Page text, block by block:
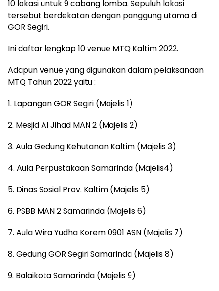
10 lokasi untuk 9 cabang lomba. Sepuluh lokasi
tersebut berdekatan dengan panggung utama di
GOR Segiri.
Ini daftar lengkap 10 venue MTQ Kaltim 2022.
Adapun venue yang digunakan dalam pelaksanaan
MTQ Tahun 2022 yaitu :
1. Lapangan GOR Segiri (Majelis 1)
2. Mesjid Al Jihad MAN 2 (Majelis 2)
3. Aula Gedung Kehutanan Kaltim (Majelis 3)
4. Aula Perpustakaan Samarinda (Majelis4)
5. Dinas Sosial Prov. Kaltim (Majelis 5)
6. PSBB MAN 2 Samarinda (Majelis 6)
7. Aula Wira Yudha Korem 0901 ASN (Majelis 7)
8. Gedung GOR Segiri Samarinda (Majelis 8)
9. Balaikota Samarinda (Majelis 9)